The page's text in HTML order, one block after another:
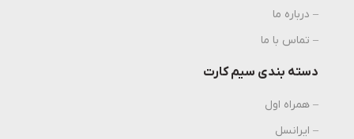
– درباره ما
– تماس با ما
دسته بندی سیم کارت
– همراه اول
– ایرانسل